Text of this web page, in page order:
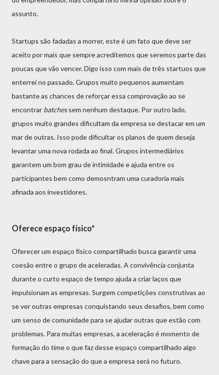
assunto.
Startups são fadadas a morrer, este é um fato que deve ser
aceito por mais que sempre acreditemos que seremos parte das
poucas que vão vencer. Digo isso com mais de três startuos que
enterrei no passado. Grupos muito pequenos aumentam
bastante as chances de reforçar essa comprovação ao se
encontrar batchessem nenhum destaque. Por outro lado,
grupos muito grandes dificultam da empresa se destacar em um
mar de outras. Isso pode dificultar os planos de quem deseja
levantar uma nova rodada ao final. Grupos intermediários
garantem um bom grau de intimidade e ajuda entre os
participantes bem como demosntram uma curadoria mais
afinada aos investidores.
Oferece espaço físico*
Oferecer um espaço físico compartilhado busca garantir uma
coesão entre o grupo de aceleradas. A convivência conjunta
durante o curto espaço de tempo ajuda a criar laços que
impulsionam as empresas. Surgem competições construtivas ao
se ver outras empresas conquistando seus desafios, bem como
um senso de comunidade para se ajudar outras que estão com
problemas. Para muitas empresas, a aceleração é momento de
formação do time o que faz desse espaço compartilhado algo
chave para a sensação do que a empresa será no futuro.